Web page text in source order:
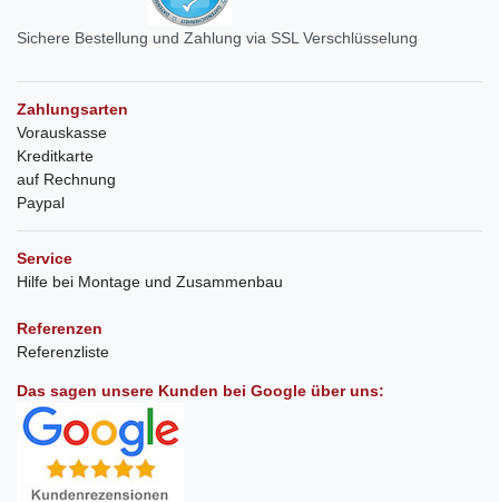
Sichere Bestellung und Zahlung via SSL Verschlüsselung
Zahlungsarten
Vorauskasse
Kreditkarte
auf Rechnung
Paypal
Service
Hilfe bei Montage und Zusammenbau
Referenzen
Referenzliste
Das sagen unsere Kunden bei Google über uns: